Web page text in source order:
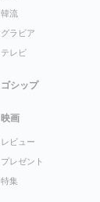
韓流
グラビア
テレビ
ゴシップ
映画
レビュー
プレゼント
特集